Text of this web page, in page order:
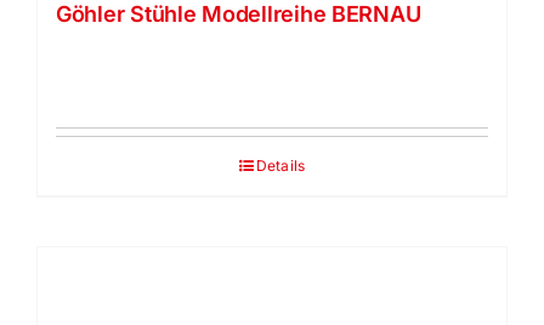
Göhler Stühle Modellreihe BERNAU
Details